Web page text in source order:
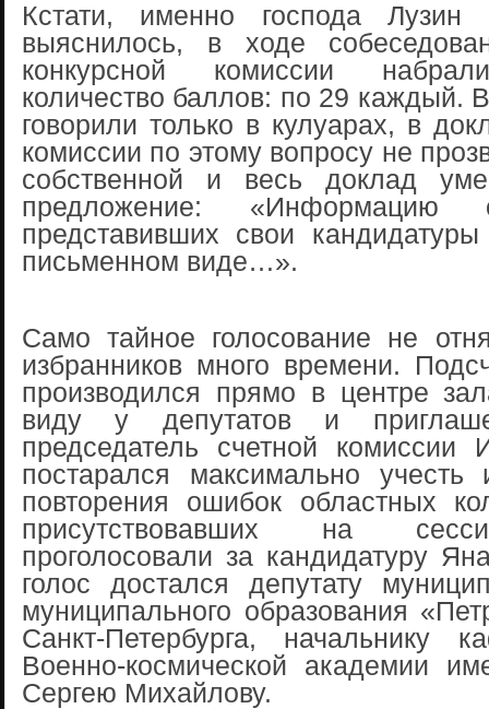
Кстати, именно господа
выяснилось, в ходе
конкурсной комиссии
количество баллов: по 29 каждый.
говорили только в кулуарах, в
комиссии по этому вопросу не
собственной и весь доклад
предложение: «Информацию
представивших свои
письменном виде…».
Само тайное голосование не
избранников много времени.
производился прямо в центре
виду у депутатов и
председатель счетной комиссии
постарался максимально учесть
повторения ошибок областных
присутствовавших на
проголосовали за кандидатуру
голос достался депутату
муниципального образования
Санкт-Петербурга, начальнику
Военно-космической академии
Сергею Михайлову.